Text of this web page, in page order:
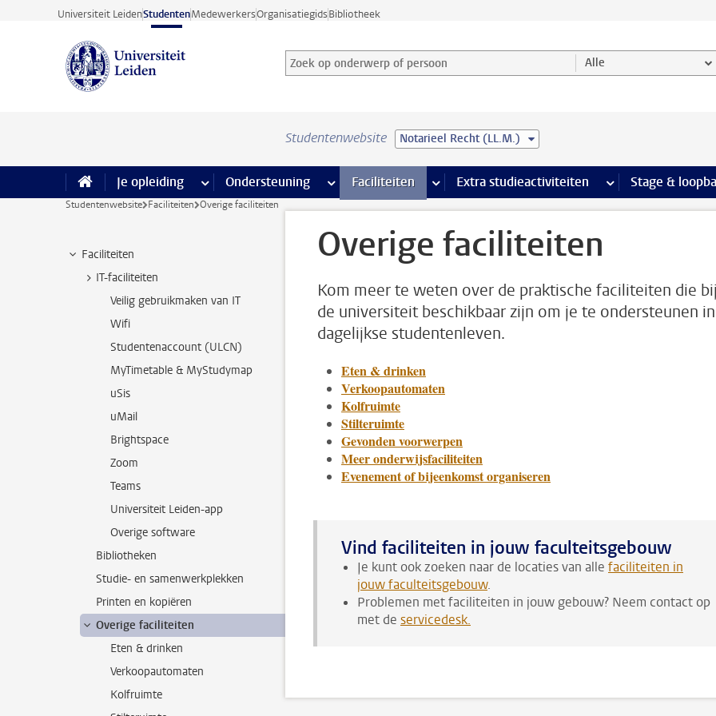
Ga direct naar de inhoud
Universiteit LeidenStudentenMedewerkersOrganisatiegidsBibliotheek
Zoek op onderwerp of persoon en selecteer categorie
Zoekterm Alle
Studentenwebsite Notarieel Recht (LL.M.)
Je opleiding meer Je opleiding pagina’s
Ondersteuning meer Ondersteuning pagina’s
Faciliteiten meer Faciliteiten pagina’s
Extra studieactiviteiten meer Extra
Stage &
Studentenwebsite Faciliteiten Overige faciliteiten
Faciliteiten
IT-faciliteiten
Veilig gebruikmaken van IT
Wifi
Studentenaccount (ULCN)
MyTimetable & MyStudymap
uSis
uMail
Brightspace
Zoom
Teams
Universiteit Leiden-app
Overige software
Bibliotheken
Studie- en samenwerkplekken
Printen en kopiëren
Overige faciliteiten
Eten & drinken
Verkoopautomaten
Kolfruimte
Overige faciliteiten
Kom meer te weten over de praktische faciliteiten die bij
de universiteit beschikbaar zijn om je te ondersteunen
dagelijkse studentenleven.
Eten & drinken
Verkoopautomaten
Kolfruimte
Stilteruimte
Gevonden voorwerpen
Meer onderwijsfaciliteiten
Evenement of bijeenkomst organiseren
Vind faciliteiten in jouw faculteitsgebouw
Je kunt ook zoeken naar de locaties van alle faciliteiten in
jouw faculteitsgebouw.
Problemen met faciliteiten in jouw gebouw? Neem contact op
met de servicedesk.